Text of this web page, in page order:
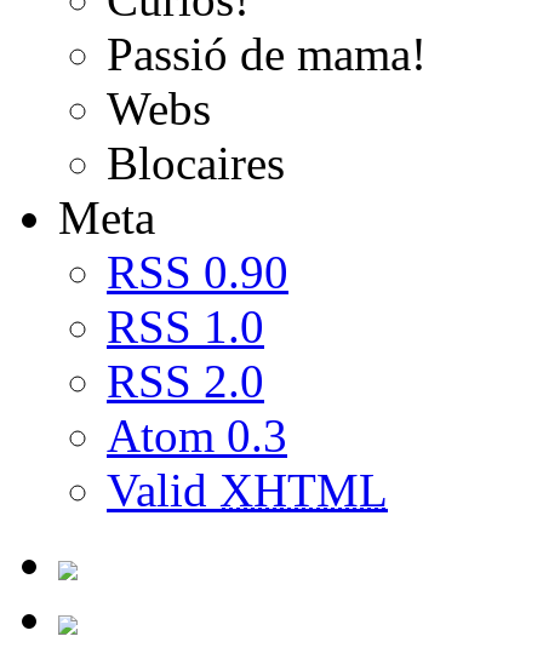
Passió de mama!
Webs
Blocaires
Meta
RSS 0.90
RSS 1.0
RSS 2.0
Atom 0.3
Valid XHTML